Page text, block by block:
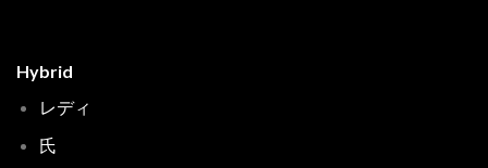
Hybrid
レディ
氏